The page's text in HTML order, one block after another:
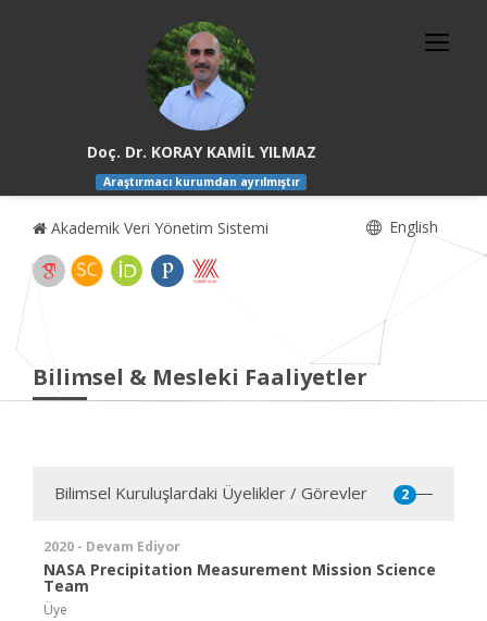
Doç. Dr. KORAY KAMİL YILMAZ
Araştırmacı kurumdan ayrılmıştır
Akademik Veri Yönetim Sistemi English
Bilimsel & Mesleki Faaliyetler
Bilimsel Kuruluşlardaki Üyelikler / Görevler 2
2020 - Devam Ediyor
NASA Precipitation Measurement Mission Science
Team
Üye